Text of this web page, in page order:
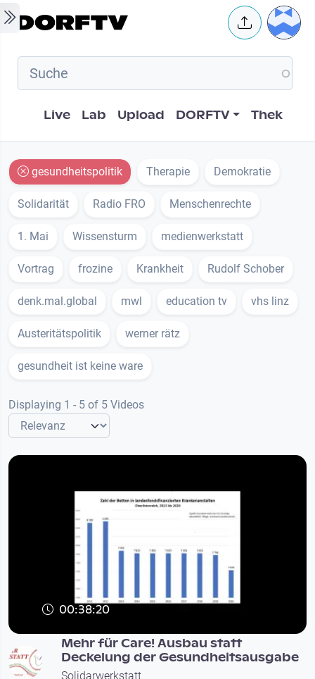
Skip to main content User
Hauptnavigation
Live Lab Upload DORFTV Thek
gesundheitspolitik Therapie Demokratie
Solidarität Radio FRO Menschenrechte
1. Mai Wissensturm medienwerkstatt
Vortrag frozine Krankheit Rudolf Schober
denk.mal.global mwl education tv vhs linz
Austeritätspolitik werner rätz
gesundheit ist keine ware
Displaying 1 - 5 of 5 Videos
00:38:20
Mehr für Care! Ausbau statt
Deckelung der Gesundheitsausgabe
Solidarwerkstatt